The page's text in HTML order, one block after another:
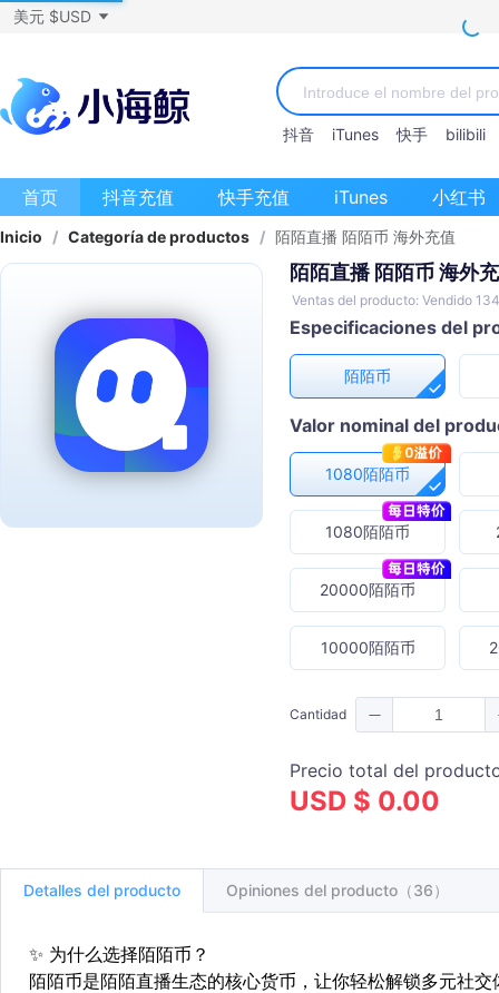
美元 $USD
抖音 iTunes 快手 bilibili
首页 抖音充值 快手充值 iTunes 小红书
Inicio / Categoría de productos / 陌陌直播 陌陌币 海外充值
陌陌直播 陌陌币 海外
Ventas del producto: Vendido
Especificaciones del
陌陌币
Valor nominal del
1080陌陌币
1080陌陌币
20000陌陌币
10000陌陌币
Cantidad
Precio total del
USD $ 0.00
Detalles del producto Opiniones del producto（36）
✨ 为什么选择陌陌币？
陌陌币是陌陌直播生态的核心货币，让你轻松解锁多元社